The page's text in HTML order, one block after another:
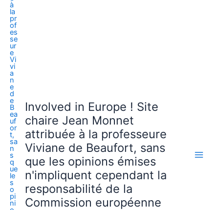
Involved in Europe ! Site
chaire Jean Monnet
attribuée à la professeure
Viviane de Beaufort, sans
que les opinions émises
n'impliquent cependant la
responsabilité de la
Commission européenne